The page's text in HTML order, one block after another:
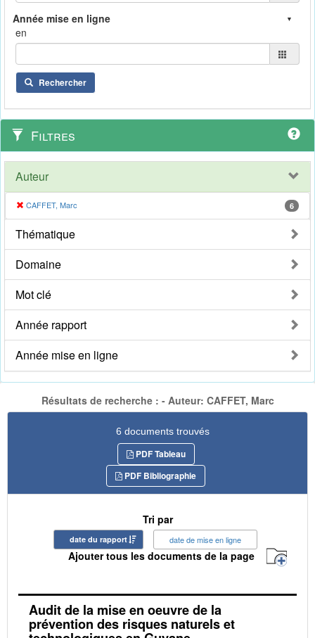
en
Rechercher
Filtres
Auteur
CAFFET, Marc 6
Thématique
Domaine
Mot clé
Année rapport
Année mise en ligne
Résultats de recherche : - Auteur: CAFFET, Marc
6 documents trouvés
PDF Tableau
PDF Bibliographie
Tri par
date du rapport date de mise en ligne
Ajouter tous les documents de la page
Audit de la mise en oeuvre de la
prévention des risques naturels et